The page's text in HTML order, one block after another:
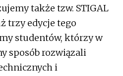
także tzw. STIGAL
trzy edycje tego
studentów, którzy w
sposób rozwiązali
i